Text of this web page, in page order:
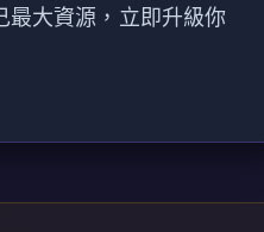
最大資源，立即升級你